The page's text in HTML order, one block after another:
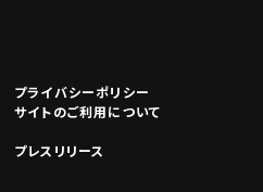
プライバシーポリシー
サイトのご利用について
プレスリリース